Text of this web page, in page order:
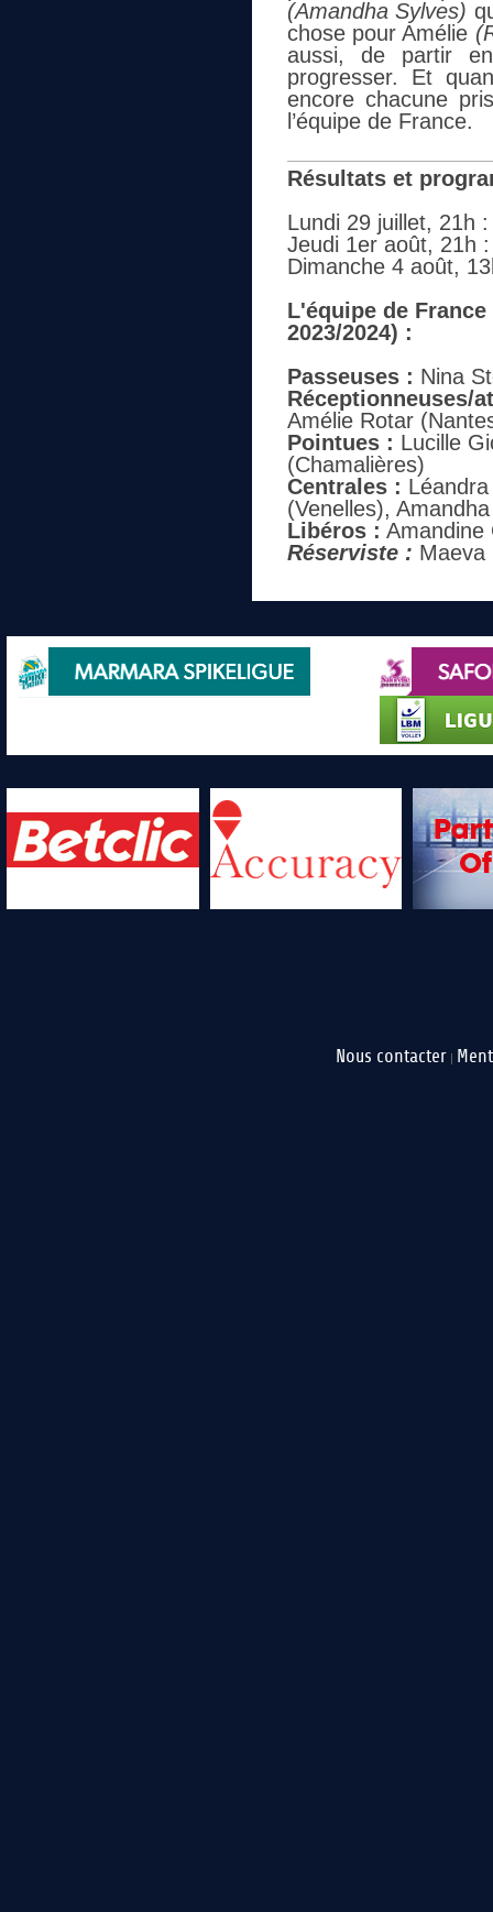
(Amandha Sylves)
chose pour Amélie
aussi, de partir
progresser. Et
encore chacune
l’équipe de France.
Résultats et
Lundi 29 juillet, 21h
Jeudi 1er août, 21h
Dimanche 4 août,
L'équipe de
2023/2024) :
Passeuses : Nina
Réceptionneuses/
Amélie Rotar
Pointues : Lucille
(Chamalières)
Centrales :
(Venelles),
Libéros : Amandine
Réserviste : Maeva
Nous contacter |